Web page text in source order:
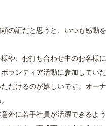
の証だと思うと、いつも感動を
や、お打ち合わせ中のお客様に
ランティア活動に参加していた
だけるのが嬉しいです。オーナ
外に若手社員が活躍できるよう